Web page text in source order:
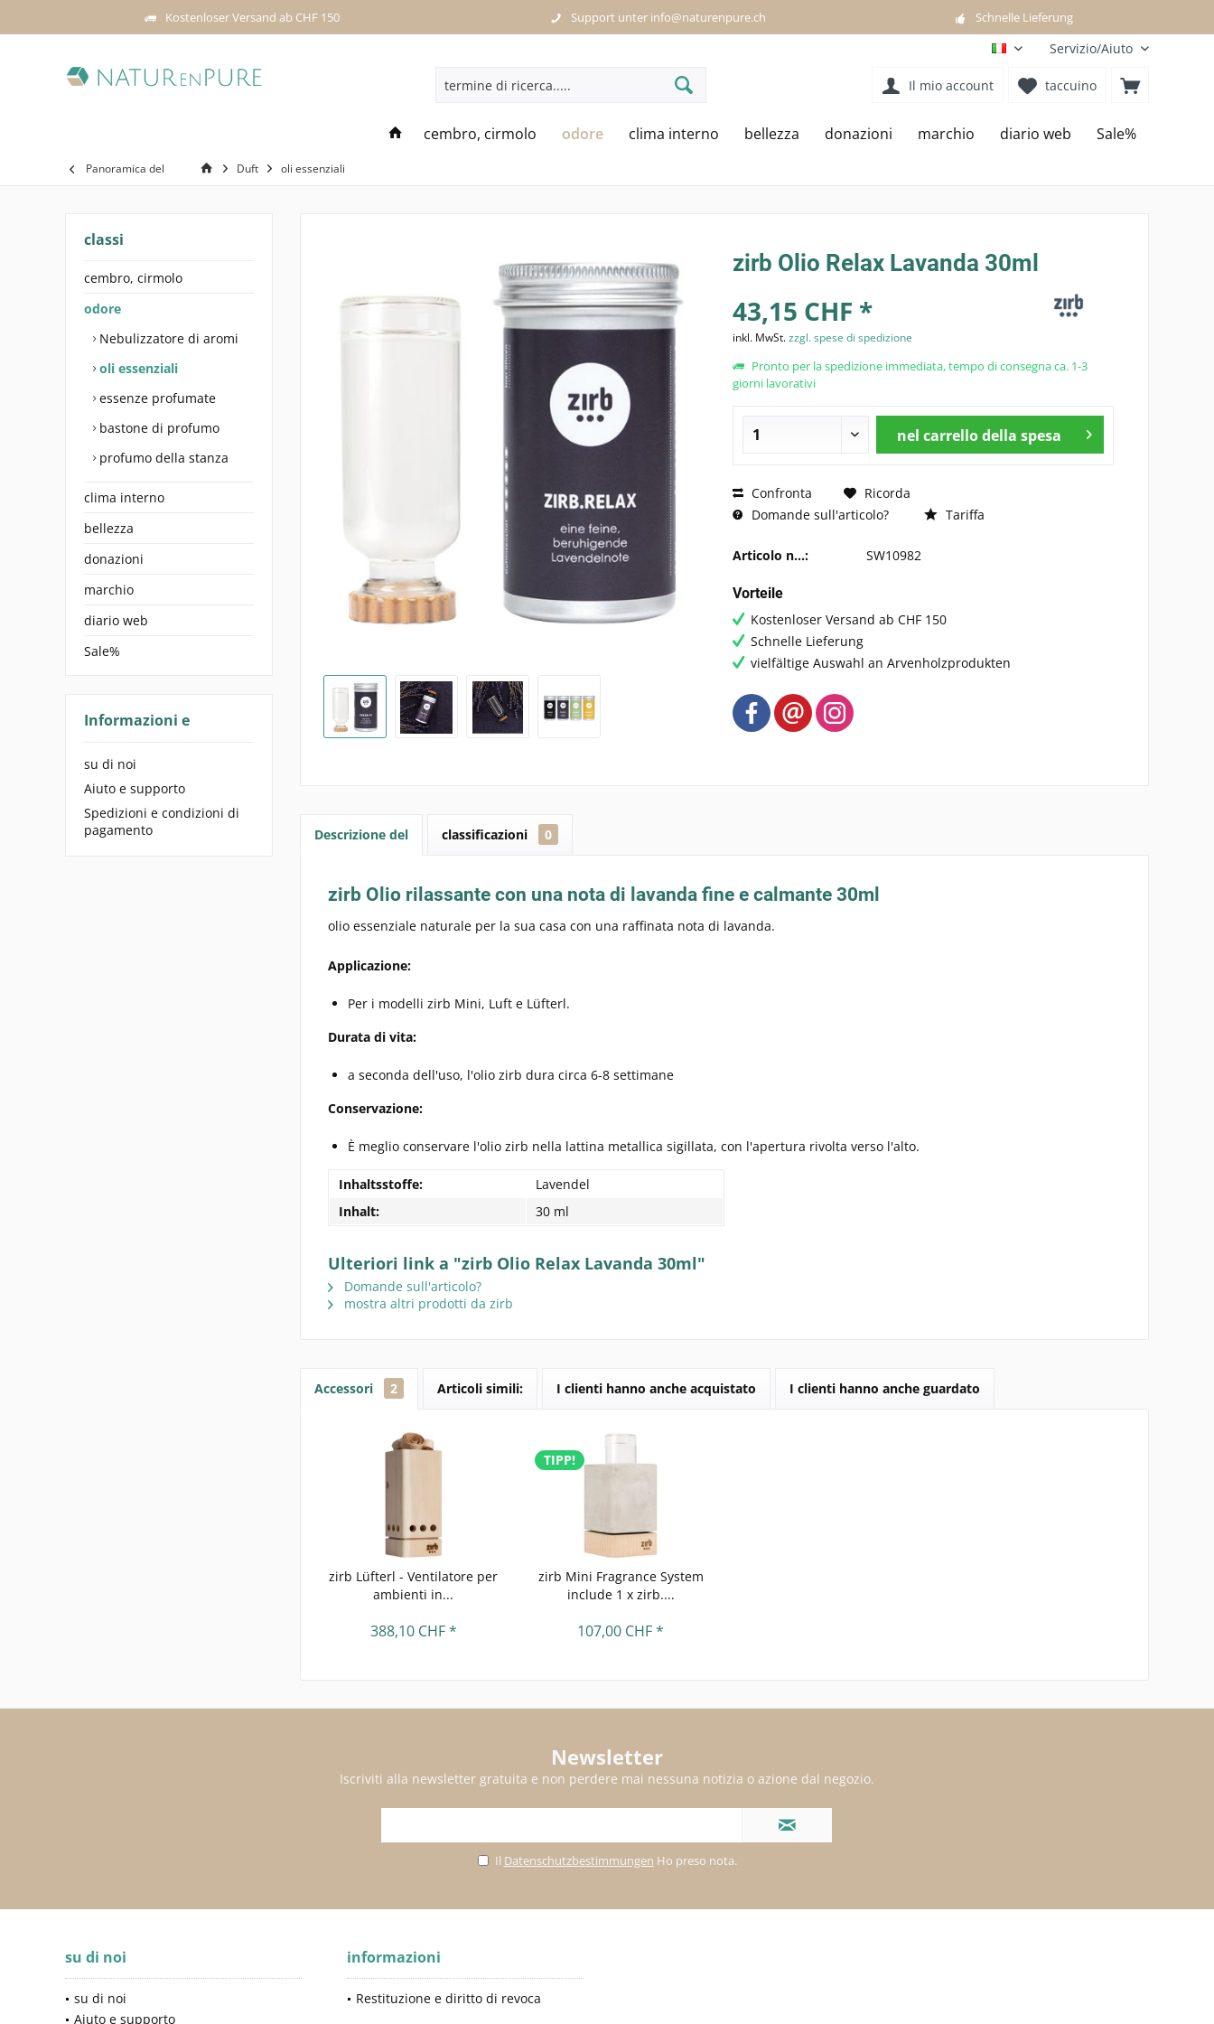
Kostenloser Versand ab CHF 150 Support unter info@naturenpure.ch Schnelle Lieferung
IT Servizio/Aiuto
taccuino
Il mio account
cembro, cirmolo odore clima interno bellezza donazioni marchio diario web Sale%
Panoramica del Duft oli essenziali
classi
cembro, cirmolo
odore
Nebulizzatore di aromi
oli essenziali
essenze profumate
bastone di profumo
profumo della stanza
clima interno
bellezza
donazioni
marchio
diario web
Sale%
Informazioni e
su di noi
Aiuto e supporto
Spedizioni e condizioni di
pagamento
zirb Olio Relax Lavanda 30ml
43,15 CHF *
inkl. MwSt.zzgl. spese di spedizione
Pronto per la spedizione immediata, tempo di consegna ca. 1-3
giorni lavorativi
nel carrello della spesa
Confronta
Ricorda
Domande sull'articolo?
Tariffa
Articolo n...: SW10982
Vorteile
Kostenloser Versand ab CHF 150
Schnelle Lieferung
vielfältige Auswahl an Arvenholzprodukten
Descrizione del classificazioni 0
zirb Olio rilassante con una nota di lavanda fine e calmante 30ml
olio essenziale naturale per la sua casa con una raffinata nota di lavanda.
Applicazione:
Per i modelli zirb Mini, Luft e Lüfterl.
Durata di vita:
a seconda dell'uso, l'olio zirb dura circa 6-8 settimane
Conservazione:
È meglio conservare l'olio zirb nella lattina metallica sigillata, con l'apertura rivolta verso l'alto.
Inhaltsstoffe:
Lavendel
Inhalt:
30 ml
Ulteriori link a "zirb Olio Relax Lavanda 30ml"
Domande sull'articolo?
mostra altri prodotti da zirb
Accessori 2 Articoli simili: I clienti hanno anche acquistato I clienti hanno anche guardato
zirb Lüfterl - Ventilatore per
ambienti in...
388,10 CHF *
TIPP!
zirb Mini Fragrance System
include 1 x zirb....
107,00 CHF *
Newsletter
Iscriviti alla newsletter gratuita e non perdere mai nessuna notizia o azione dal negozio.
Il Datenschutzbestimmungen Ho preso nota.
su di noi
su di noi
Aiuto e supporto
informazioni
Restituzione e diritto di revoca